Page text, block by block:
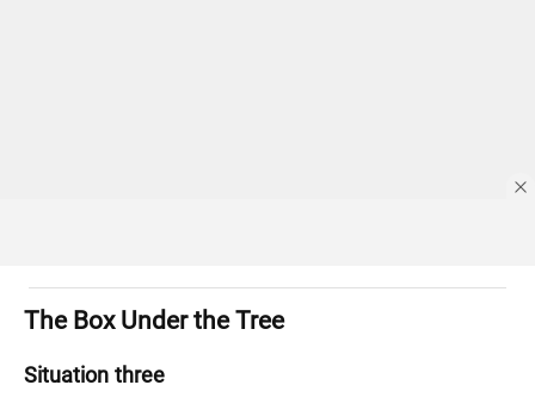
The Box Under the Tree
Situation three